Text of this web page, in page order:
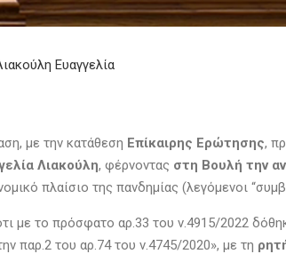
Ευαγγελία
με την κατάθεση Επίκαιρης Ερώτησης,
Λιακούλη, φέρνοντας στη Βουλή την
πλαίσιο της πανδημίας (λεγόμενοι
με το πρόσφατο αρ.33 του ν.4915/2022
παρ.2 του αρ.74 του ν.4745/2020», με τη